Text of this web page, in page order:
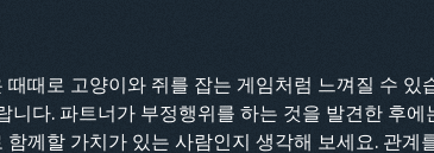
때로 고양이와 쥐를 잡는 게임처럼 느껴질 수
니다. 파트너가 부정행위를 하는 것을 발견한 후
함께할 가치가 있는 사람인지 생각해 보세요. 관